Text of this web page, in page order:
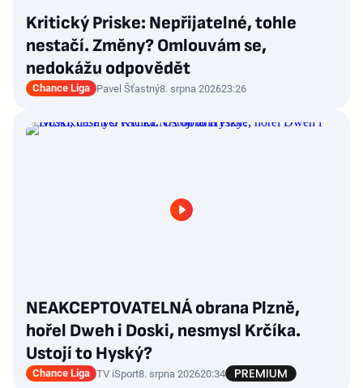
Kritický Priske: Nepřijatelné, tohle
nestačí. Změny? Omlouvám se,
nedokážu odpovědět
Chance Liga Pavel Šťastný8. srpna 202623:26
NEAKCEPTOVATELNÁ obrana Plzně,
hořel Dweh i Doski, nesmysl Krčíka.
Ustojí to Hyský?
Chance Liga TV iSport8. srpna 202620:34